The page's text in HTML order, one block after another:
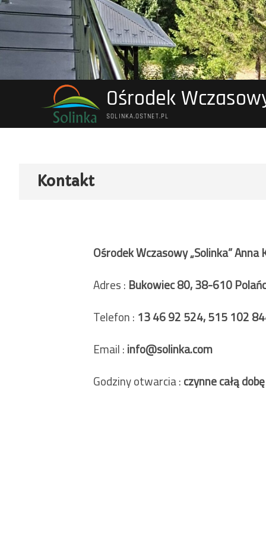
Ośrodek
SOLINKA.OSTNET.PL
Kontakt
Ośrodek Wczasowy „Solinka” Anna
Adres :Bukowiec 80, 38-610
Telefon :13 46 92 524,515 102
Email :info@solinka.com
Godziny otwarcia :czynne całą dobę